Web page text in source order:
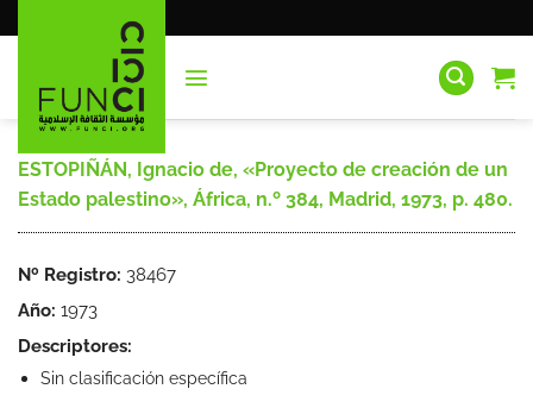
al
ESTOPIÑÁN, Ignacio de, «Proyecto de creación de un
Estado palestino», África, n.º 384, Madrid, 1973, p. 480.
Nº Registro: 38467
Año: 1973
Descriptores:
Sin clasificación específica